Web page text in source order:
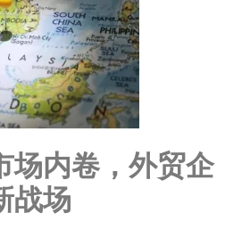
场内卷，外贸企
战场